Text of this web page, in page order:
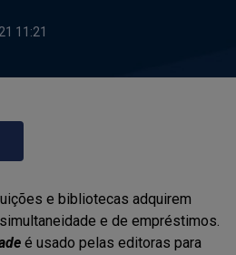
11:21
e bibliotecas adquirem
e de empréstimos.
é usado pelas editoras para